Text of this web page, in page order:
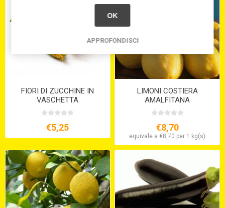
FIORI DI ZUCCHINE IN
VASCHETTA
€5,25
LIMONI COSTIERA
AMALFITANA
€8,70
equivale a €8,70 per 1 kg(s)
OK
APPROFONDISCI